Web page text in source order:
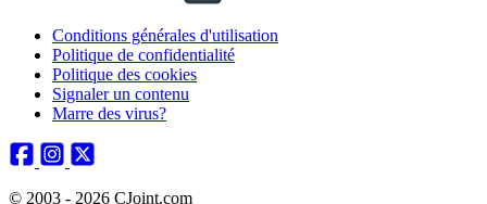
Conditions générales d'utilisation
Politique de confidentialité
Politique des cookies
Signaler un contenu
Marre des virus?
© 2003 - 2026 CJoint.com